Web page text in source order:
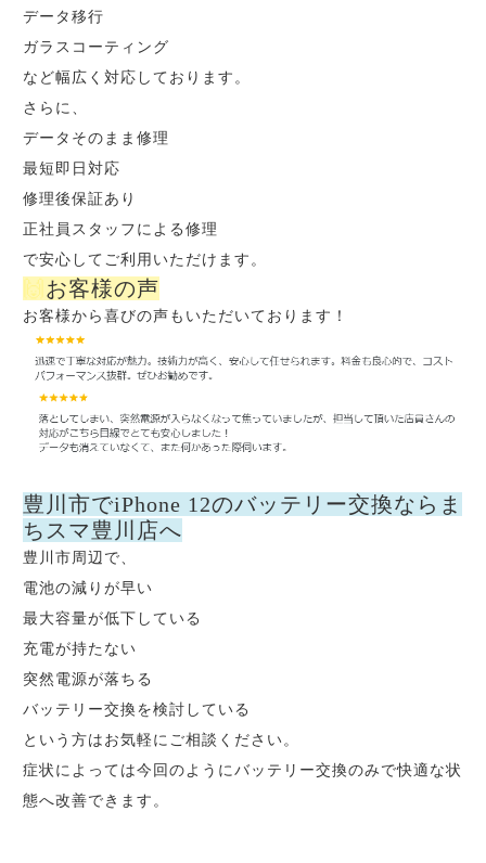
データ移行
ガラスコーティング
など幅広く対応しております。
さらに、
データそのまま修理
最短即日対応
修理後保証あり
正社員スタッフによる修理
で安心してご利用いただけます。
🙌 お客様の声
お客様から喜びの声もいただいております！
豊川市でiPhone 12のバッテリー交換ならま
ちスマ豊川店へ
豊川市周辺で、
電池の減りが早い
最大容量が低下している
充電が持たない
突然電源が落ちる
バッテリー交換を検討している
という方はお気軽にご相談ください。
症状によっては今回のようにバッテリー交換のみで快適な状
態へ改善できます。